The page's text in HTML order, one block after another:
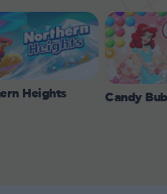
Heights Candy